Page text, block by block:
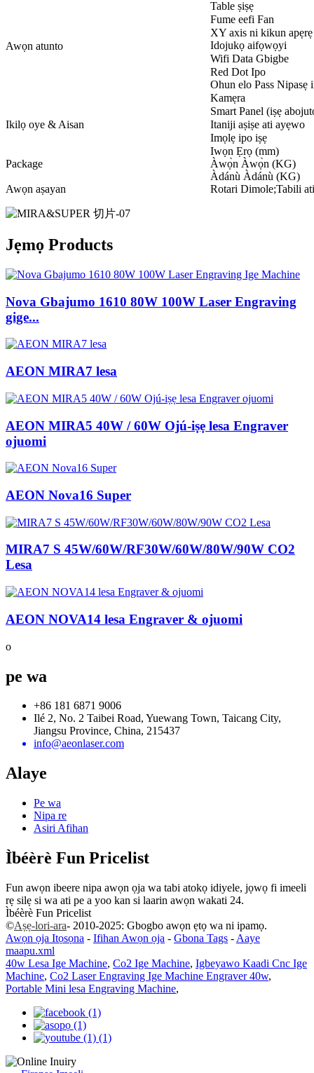
Awọn atunto
Table ṣiṣẹ
Fume eefi Fan
XY axis ni kikun
Idojukọ aifọwọyi
Wifi Data Gbigbe
Red Dot Ipo
Ohun elo Pass Nipasẹ
Kamẹra
Ikilọ oye & Aisan
Smart Panel (iṣẹ
Itaniji aṣiṣe ati ayẹwo
Imọlẹ ipo iṣẹ
Package
Iwọn Ẹrọ (mm)
Àwọ̀n Àwọ̀n (KG)
Àdánù Àdánù (KG)
Awọn aṣayan
Rotari Dimole;Tabili
Jẹmọ Products
Nova Gbajumo 1610 80W 100W Laser Engraving
gige...
AEON MIRA7 lesa
AEON MIRA5 40W / 60W Ojú-iṣẹ lesa Engraver
ojuomi
AEON Nova16 Super
MIRA7 S 45W/60W/RF30W/60W/80W/90W CO2
Lesa
AEON NOVA14 lesa Engraver & ojuomi
o
pe wa
+86 181 6871 9006
Ilé 2, No. 2 Taibei Road, Yuewang Town, Taicang City,
Jiangsu Province, China, 215437
info@aeonlaser.com
Alaye
Pe wa
Nipa re
Asiri Afihan
Ìbéèrè Fun Pricelist
Fun awọn ibeere nipa awọn ọja wa tabi atokọ idiyele, jọwọ fi imeeli
rẹ silẹ si wa ati pe a yoo kan si laarin awọn wakati 24.
Ìbéèrè Fun Pricelist
©Aṣẹ-lori-ara- 2010-2025: Gbogbo awọn ẹtọ wa ni ipamọ.
Awọn ọja Itọsọna - Ifihan Awọn ọja - Gbona Tags - Aaye
maapu.xml
40w Lesa Ige Machine, Co2 Ige Machine, Igbeyawo Kaadi Cnc Ige
Machine, Co2 Laser Engraving Ige Machine Engraver 40w,
Portable Mini lesa Engraving Machine,